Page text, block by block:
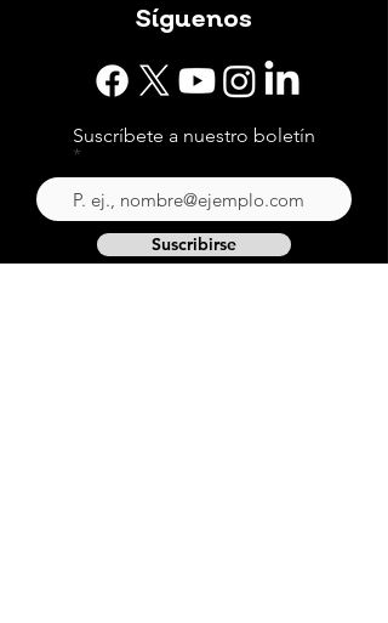
Síguenos
Suscríbete a nuestro boletín
Suscribirse